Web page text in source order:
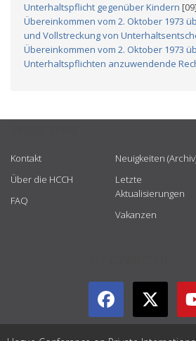
Unterhaltspflicht gegenüber Kindern [09]
Übereinkommen vom 2. Oktober 1973
und Vollstreckung von
Übereinkommen vom 2. Oktober 1973
Unterhaltspflichten anzuwendende
Kontakt
Über die HCCH
FAQ
Neuigkeiten
Letzte
Aktualisierungen
Vakanzen